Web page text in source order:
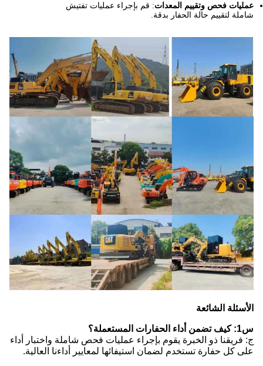
عمليات فحص وتقييم المعدات: قم بإجراء عمليات تفتيش
شاملة لتقييم حالة الحفار بدقة.
الأسئلة الشائعة
س1: كيف تضمن أداء الحفارات المستعملة؟
ج: فريقنا ذو الخبرة يقوم بإجراء عمليات فحص شاملة واختبار أداء
على كل حفارة تستخدم لضمان استيفائها لمعايير أداءنا العالية.